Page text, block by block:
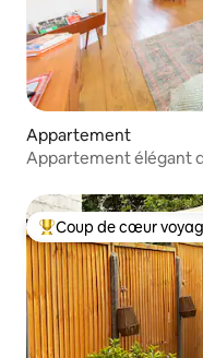
Appartement
Appartement élégant
Coups de cœur
Coup de cœur